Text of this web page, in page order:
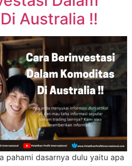
Australia !!
pahami dasarnya dulu yaitu apa